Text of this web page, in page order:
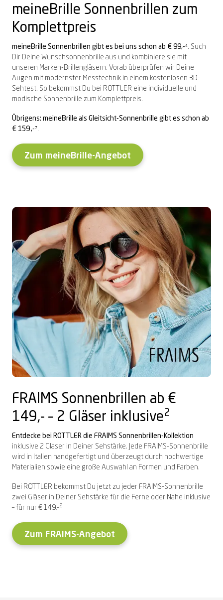
meineBrille Sonnenbrillen zum
Komplettpreis
meineBrille Sonnenbrillen gibt es bei uns schon ab € 99,-⁴. Such
Dir Deine Wunschsonnenbrille aus und kombiniere sie mit
unseren Marken-Brillengläsern. Vorab überprüfen wir Deine
Augen mit modernster Messtechnik in einem kostenlosen 3D-
Sehtest. So bekommst Du bei ROTTLER eine individuelle und
modische Sonnenbrille zum Komplettpreis.
Übrigens: meineBrille als Gleitsicht-Sonnenbrille gibt es schon ab
€ 159 ,-⁷.
Zum meineBrille-Angebot
FRAIMS Sonnenbrillen ab €
149,- – 2 Gläser inklusive2
Entdecke bei ROTTLER die FRAIMS Sonnenbrillen-Kollektion
inklusive 2 Gläser in Deiner Sehstärke. Jede FRAIMS-Sonnenbrille
wird in Italien handgefertigt und überzeugt durch hochwertige
Materialien sowie eine große Auswahl an Formen und Farben.
Bei ROTTLER bekommst Du jetzt zu jeder FRAIMS-Sonnenbrille
zwei Gläser in Deiner Sehstärke für die Ferne oder Nähe inklusive
– für nur € 149,- 2
Zum FRAIMS-Angebot